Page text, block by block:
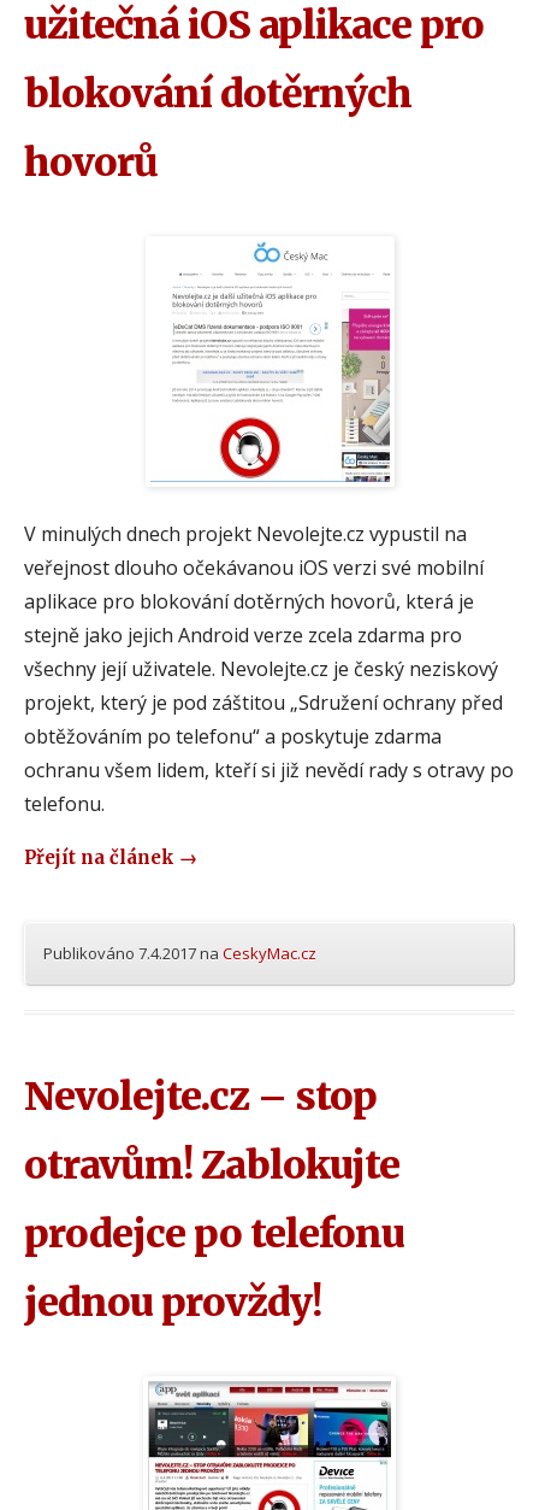
užitečná iOS aplikace pro
blokování dotěrných
hovorů
V minulých dnech projekt Nevolejte.cz vypustil na
veřejnost dlouho očekávanou iOS verzi své mobilní
aplikace pro blokování dotěrných hovorů, která je
stejně jako jejich Android verze zcela zdarma pro
všechny její uživatele. Nevolejte.cz je český neziskový
projekt, který je pod záštitou „Sdružení ochrany před
obtěžováním po telefonu“ a poskytuje zdarma
ochranu všem lidem, kteří si již nevědí rady s otravy po
telefonu.
Přejít na článek →
Publikováno 7.4.2017na CeskyMac.cz
Nevolejte.cz – stop
otravům! Zablokujte
prodejce po telefonu
jednou provždy!